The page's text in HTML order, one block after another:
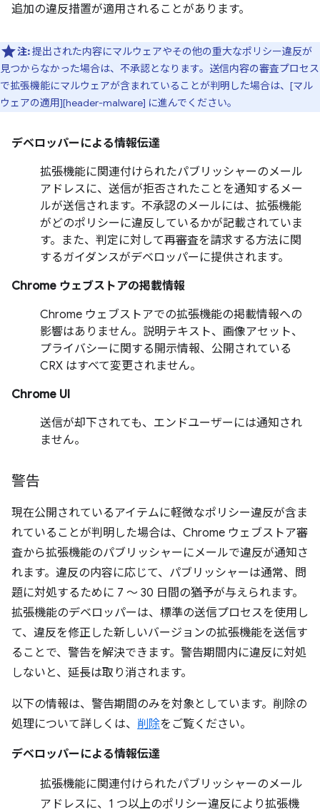
追加の違反措置が適用されることがあります。
注:提出された内容にマルウェアやその他の重大なポリシー違反が
見つからなかった場合は、不承認となります。送信内容の審査プロセス
で拡張機能にマルウェアが含まれていることが判明した場合は、[マル
ウェアの適用][header-malware] に進んでください。
デベロッパーによる情報伝達
拡張機能に関連付けられたパブリッシャーのメール
アドレスに、送信が拒否されたことを通知するメー
ルが送信されます。不承認のメールには、拡張機能
がどのポリシーに違反しているかが記載されていま
す。また、判定に対して再審査を請求する方法に関
するガイダンスがデベロッパーに提供されます。
Chrome ウェブストアの掲載情報
Chrome ウェブストアでの拡張機能の掲載情報への
影響はありません。説明テキスト、画像アセット、
プライバシーに関する開示情報、公開されている
CRX はすべて変更されません。
Chrome UI
送信が却下されても、エンドユーザーには通知され
ません。
警告
現在公開されているアイテムに軽微なポリシー違反が含ま
れていることが判明した場合は、Chrome ウェブストア審
査から拡張機能のパブリッシャーにメールで違反が通知さ
れます。違反の内容に応じて、パブリッシャーは通常、問
題に対処するために 7 ～ 30 日間の猶予が与えられます。
拡張機能のデベロッパーは、標準の送信プロセスを使用し
て、違反を修正した新しいバージョンの拡張機能を送信す
ることで、警告を解決できます。警告期間内に違反に対処
しないと、延長は取り消されます。
以下の情報は、警告期間のみを対象としています。削除の
処理について詳しくは、 削除をご覧ください。
デベロッパーによる情報伝達
拡張機能に関連付けられたパブリッシャーのメール
アドレスに、1 つ以上のポリシー違反により拡張機